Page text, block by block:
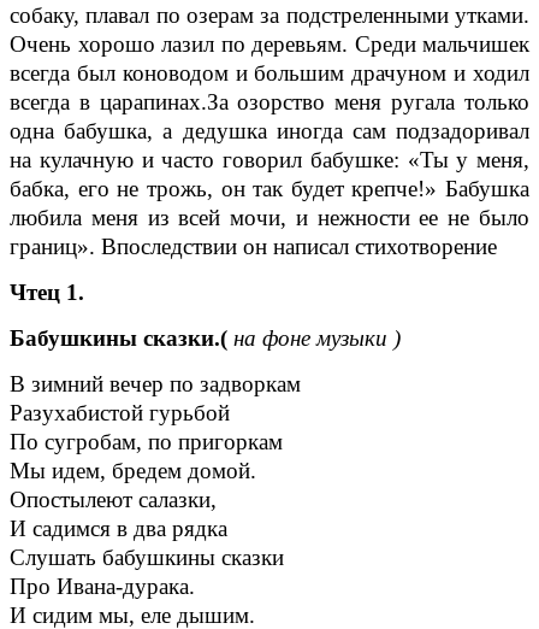
собаку, плавал по озерам за подстреленными утками.
Очень хорошо лазил по деревьям. Среди мальчишек
всегда был коноводом и большим драчуном и ходил
всегда в царапинах.За озорство меня ругала только
одна бабушка, а дедушка иногда сам подзадоривал
на кулачную и часто говорил бабушке: «Ты у меня,
бабка, его не трожь, он так будет крепче!» Бабушка
любила меня из всей мочи, и нежности ее не было
границ». Впоследствии он написал стихотворение
Чтец 1.
Бабушкины сказки.( на фоне музыки )
В зимний вечер по задворкам
Разухабистой гурьбой
По сугробам, по пригоркам
Мы идем, бредем домой.
Опостылеют салазки,
И садимся в два рядка
Слушать бабушкины сказки
Про Ивана-дурака.
И сидим мы, еле дышим.